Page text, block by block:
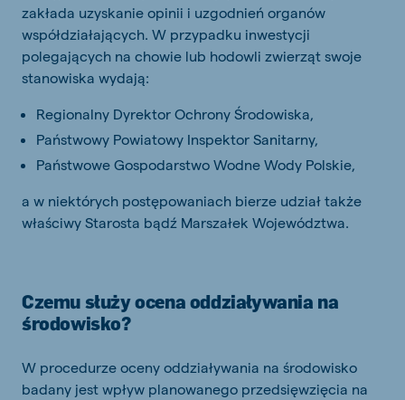
zakłada uzyskanie opinii i uzgodnień organów
współdziałających. W przypadku inwestycji
polegających na chowie lub hodowli zwierząt swoje
stanowiska wydają:
Regionalny Dyrektor Ochrony Środowiska,
Państwowy Powiatowy Inspektor Sanitarny,
Państwowe Gospodarstwo Wodne Wody Polskie,
a w niektórych postępowaniach bierze udział także
właściwy Starosta bądź Marszałek Województwa.
Czemu służy ocena oddziaływania na
środowisko?
W procedurze oceny oddziaływania na środowisko
badany jest wpływ planowanego przedsięwzięcia na